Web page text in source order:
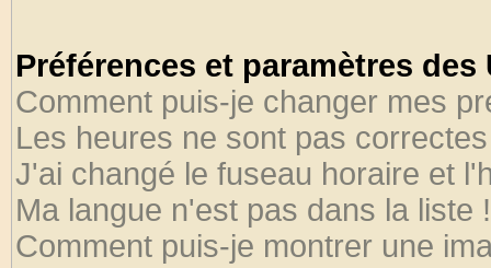
Préférences et paramètres
Comment puis-je changer mes
Les heures ne sont pas
J'ai changé le fuseau horaire et
Ma langue n'est pas dans la liste !
Comment puis-je montrer une